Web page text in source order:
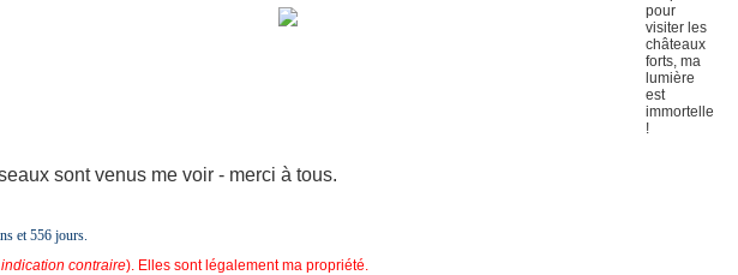
sont venus me voir - merci à tous.
et556 jours.
contraire). Elles sont légalement ma propriété.